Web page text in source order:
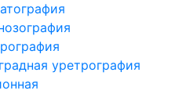
уретрография